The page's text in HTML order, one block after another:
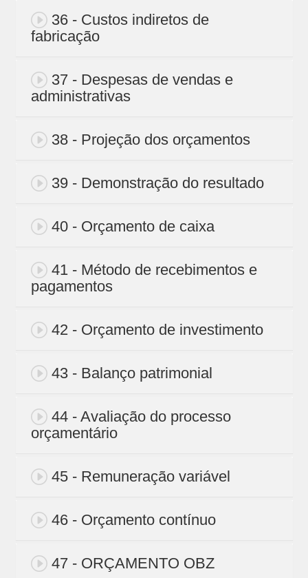
36 - Custos indiretos de
fabricação
37 - Despesas de vendas e
administrativas
38 - Projeção dos orçamentos
39 - Demonstração do resultado
40 - Orçamento de caixa
41 - Método de recebimentos e
pagamentos
42 - Orçamento de investimento
43 - Balanço patrimonial
44 - Avaliação do processo
orçamentário
45 - Remuneração variável
46 - Orçamento contínuo
47 - ORÇAMENTO OBZ